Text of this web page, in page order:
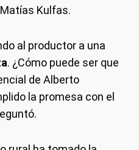
Kulfas.
al productor a una
. ¿Cómo puede ser que
de Alberto
la promesa con el